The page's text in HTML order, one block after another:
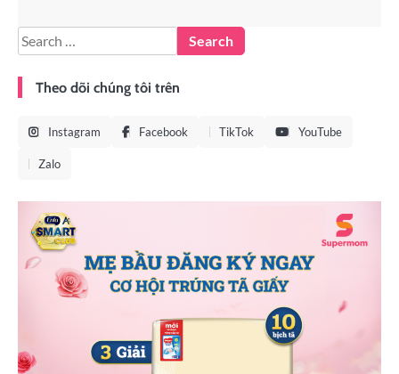
Theo dõi chúng tôi trên
Instagram Facebook TikTok YouTube
Zalo